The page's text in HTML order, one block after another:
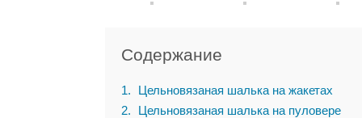
Содержание
1
Цельновязаная шалька на жакетах
2
Цельновязаная шалька на пуловере